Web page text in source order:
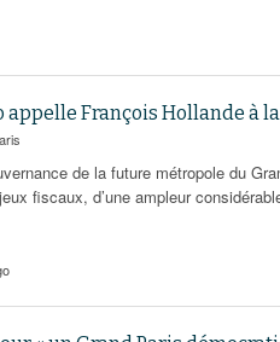
François Hollande à
de la future métropole du
fiscaux, d’une ampleur